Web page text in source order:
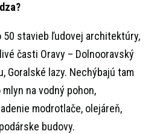
50 stavieb ľudovej architektúry,
časti Oravy – Dolnooravský
Goralské lazy. Nechýbajú tam
na vodný pohon,
modrotlače, olejáreň,
budovy.